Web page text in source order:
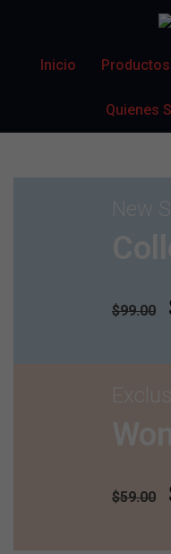
Inicio Productos
Quienes
$99.00
$59.00